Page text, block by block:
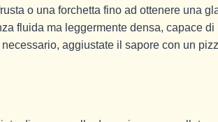
o una forchetta fino ad ottenere una
fluida ma leggermente densa, capace di
aggiustate il sapore con un